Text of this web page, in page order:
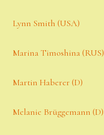
Lynn Smith (USA)
Marina Timoshina (RUS)
Martin Haberer (D)
Melanie Brüggemann (D)